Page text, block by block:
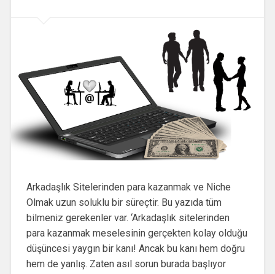
Arkadaşlık Sitelerinden para kazanmak ve Niche
Olmak uzun soluklu bir süreçtir. Bu yazıda tüm
bilmeniz gerekenler var. ‘Arkadaşlık sitelerinden
para kazanmak meselesinin gerçekten kolay olduğu
düşüncesi yaygın bir kanı! Ancak bu kanı hem doğru
hem de yanlış. Zaten asıl sorun burada başlıyor